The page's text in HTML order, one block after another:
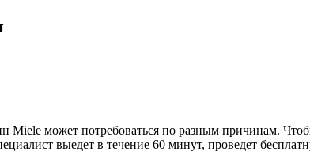
Miele может потребоваться по разным причинам.
выедет в течение 60 минут, проведет